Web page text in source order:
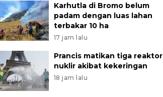
Karhutla di Bromo belum
padam dengan luas lahan
terbakar 10 ha
17 jam lalu
Prancis matikan tiga reaktor
nuklir akibat kekeringan
18 jam lalu